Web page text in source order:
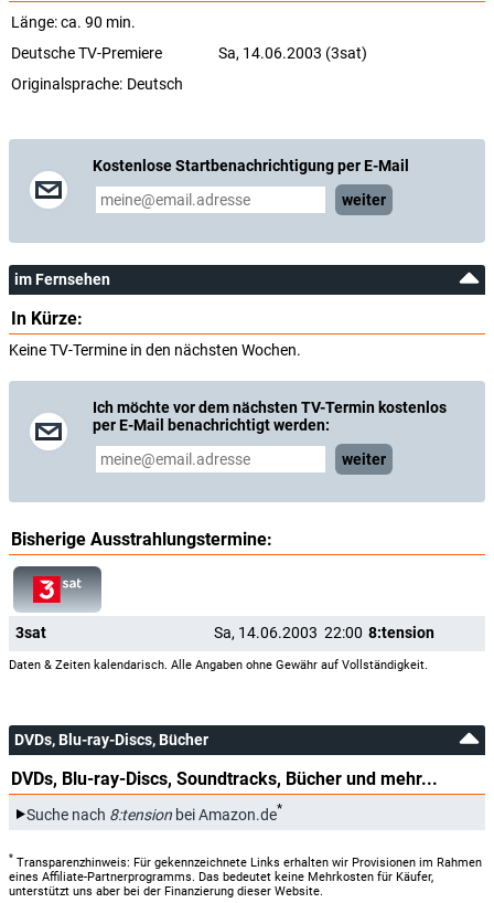
Länge: ca. 90 min.
Deutsche TV-Premiere
Sa, 14.06.2003 (3sat)
Originalsprache: Deutsch
Kostenlose Startbenachrichtigung per E-Mail
weiter
im Fernsehen
In Kürze:
Keine TV-Termine in den nächsten Wochen.
Ich möchte vor dem nächsten TV-Termin kostenlos
per E-Mail benachrichtigt werden:
weiter
Bisherige Ausstrahlungstermine:
3sat Sa, 14.06.2003 22:00 8:tension
Daten & Zeiten kalendarisch. Alle Angaben ohne Gewähr auf Vollständigkeit.
DVDs, Blu-ray-Discs, Bücher
DVDs, Blu-ray-Discs, Soundtracks, Bücher und mehr...
Suche nach 8:tension bei Amazon.de*
* Transparenzhinweis: Für gekennzeichnete Links erhalten wir Provisionen im Rahmen
eines Affiliate-Partnerprogramms. Das bedeutet keine Mehrkosten für Käufer,
unterstützt uns aber bei der Finanzierung dieser Website.